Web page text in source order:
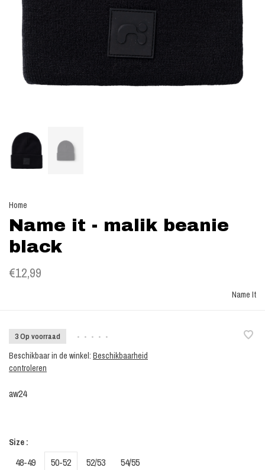
Home
Name it - malik beanie
black
€12,99
Name It
3 Op voorraad • • • • •
Beschikbaar in de winkel: Beschikbaarheid
controleren
aw24
Size :
48-49 50-52 52/53 54/55